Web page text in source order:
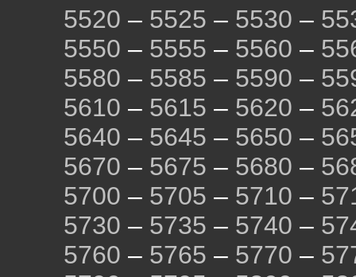
5520 – 5525 – 5530 –
5550 – 5555 – 5560 –
5580 – 5585 – 5590 –
5610 – 5615 – 5620 –
5640 – 5645 – 5650 –
5670 – 5675 – 5680 –
5700 – 5705 – 5710 –
5730 – 5735 – 5740 –
5760 – 5765 – 5770 –